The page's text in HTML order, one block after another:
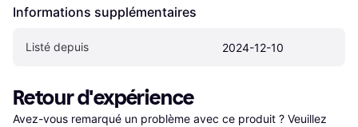
Informations supplémentaires
Listé depuis 2024-12-10
Retour d'expérience
Avez-vous remarqué un problème avec ce produit ? Veuillez